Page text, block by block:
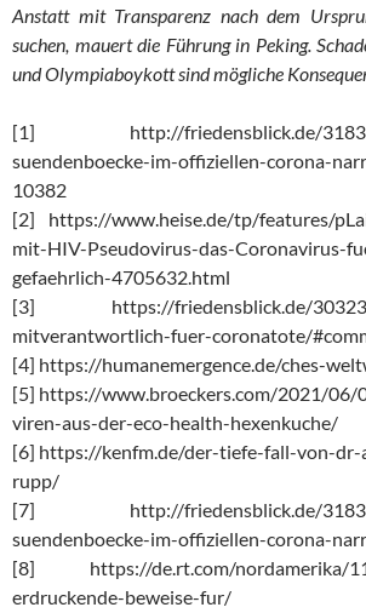
Anstatt mit Transparenz nach dem
suchen, mauert die Führung in Peking.
und Olympiaboykott sind mögliche
[1] http://friedensblick.de/31831/
suendenboecke-im-offiziellen-corona-
10382
[2] https://www.heise.de/tp/features/
mit-HIV-Pseudovirus-das-Coronavirus-
gefaehrlich-4705632.html
[3] https://friedensblick.de/30323/
mitverantwortlich-fuer-coronatote/
[4] https://humanemergence.de/ches-
[5] https://www.broeckers.com/2021/06/
viren-aus-der-eco-health-hexenkuche/
[6] https://kenfm.de/der-tiefe-fall-von-dr-
rupp/
[7] http://friedensblick.de/31831/
suendenboecke-im-offiziellen-corona-
[8] https://de.rt.com/nordamerika/
erdruckende-beweise-fur/